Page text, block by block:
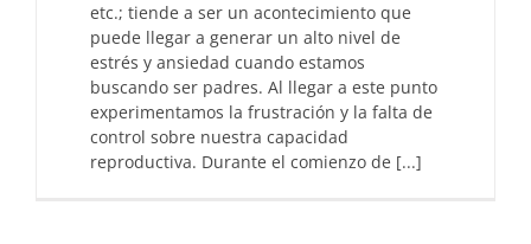
etc.; tiende a ser un acontecimiento que
puede llegar a generar un alto nivel de
estrés y ansiedad cuando estamos
buscando ser padres. Al llegar a este punto
experimentamos la frustración y la falta de
control sobre nuestra capacidad
reproductiva. Durante el comienzo de [...]